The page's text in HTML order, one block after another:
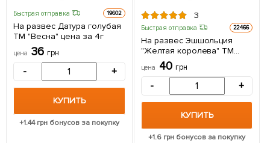
Быстрая отправка 19602
На развес Датура голубая
ТМ "Весна" цена за 4г
цена 36 грн
- +
КУПИТЬ
+1.44грн бонусов за покупку
3
Быстрая отправка 22466
На развес Эшшольция
"Желтая королева" ТМ
"Весна" цена за 2г
цена 40 грн
- +
КУПИТЬ
+1.6грн бонусов за покупку